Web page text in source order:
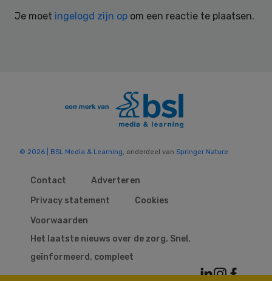
Je moet ingelogd zijn op om een reactie te plaatsen.
© 2026 | BSL Media & Learning, onderdeel van Springer Nature
Contact
Adverteren
Privacy statement
Cookies
Voorwaarden
Het laatste nieuws over de zorg. Snel,
geïnformeerd, compleet